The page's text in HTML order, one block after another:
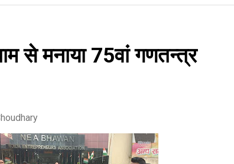
से मनाया 75वां गणतन्त्र